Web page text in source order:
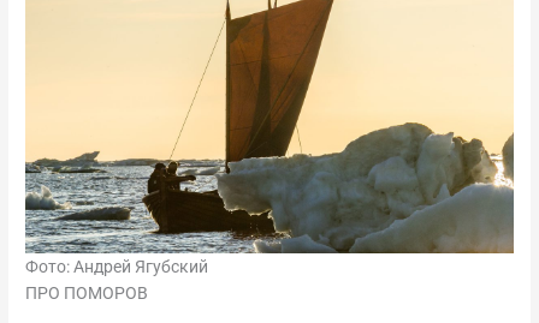
Фото: Андрей Ягубский
ПРО ПОМОРОВ